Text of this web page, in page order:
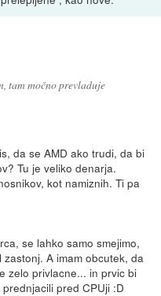
tam močno prevladuje
da se AMD ako trudi, da bi
Tu je veliko denarja.
kot namiznih. Ti pa
se lahko samo smejimo,
A imam obcutek, da
zelo privlacne... in prvic bi
pred CPUji :D